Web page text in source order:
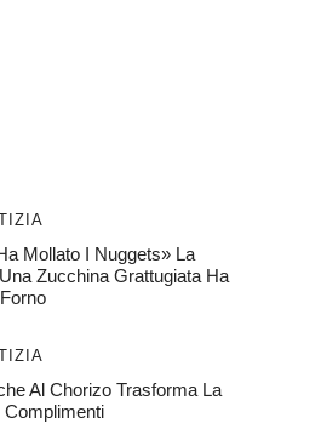
Mollato I Nuggets» La
Zucchina Grattugiata Ha
Al Chorizo ​​trasforma La
Complimenti